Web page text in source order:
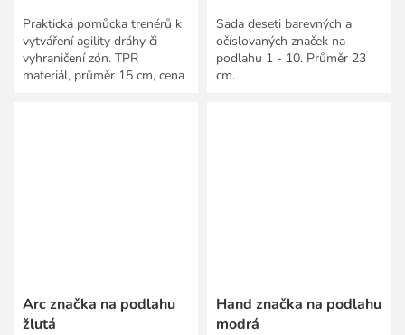
Praktická pomůcka trenérů k
vytváření agility dráhy či
vyhraničení zón. TPR
materiál, průměr 15 cm, cena
Sada deseti barevných a
očíslovaných značek na
podlahu 1 - 10. Průměr 23
cm.
Arc značka na podlahu
žlutá
Hand značka na podlahu
modrá